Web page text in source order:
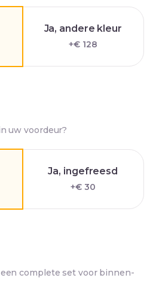
Ja, andere kleur
+€ 128
uw voordeur?
Ja, ingefreesd
+€ 30
complete set voor binnen-